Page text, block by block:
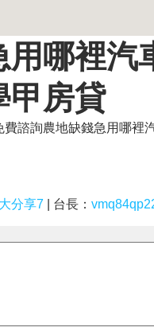
用哪裡汽
甲房貸
諮詢農地缺錢急用哪裡
分享7 | 台長：